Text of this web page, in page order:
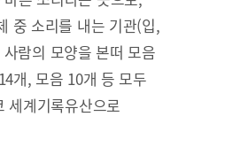
중 소리를 내는 기관(입,
람의 모양을 본떠 모음
개, 모음 10개 등 모두
세계기록유산으로